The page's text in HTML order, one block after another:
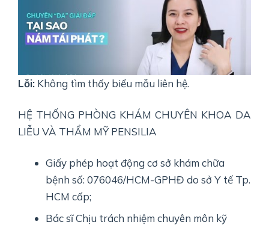
Lỗi: Không tìm thấy biểu mẫu liên hệ.
HỆ THỐNG PHÒNG KHÁM CHUYÊN KHOA DA
LIỄU VÀ THẨM MỸ PENSILIA
Giấy phép hoạt động cơ sở khám chữa
bệnh số: 076046/HCM-GPHĐ do sở Y tế Tp.
HCM cấp;
Bác sĩ Chịu trách nhiệm chuyên môn kỹ